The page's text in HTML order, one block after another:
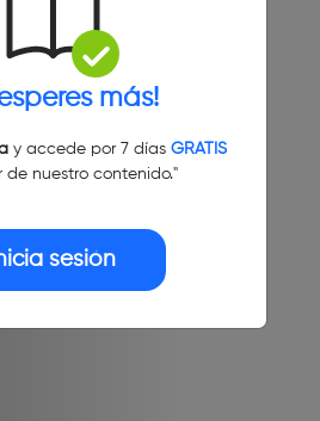
más!
y accede por 7 días GRATIS
de nuestro contenido."
sesión